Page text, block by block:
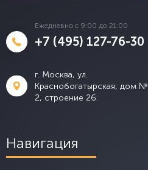
Ежедневно с 9:00 до 21:00
+7 (495) 127-76-30
г. Москва, ул.
Краснобогатырская, дом №
2, строение 26.
Навигация